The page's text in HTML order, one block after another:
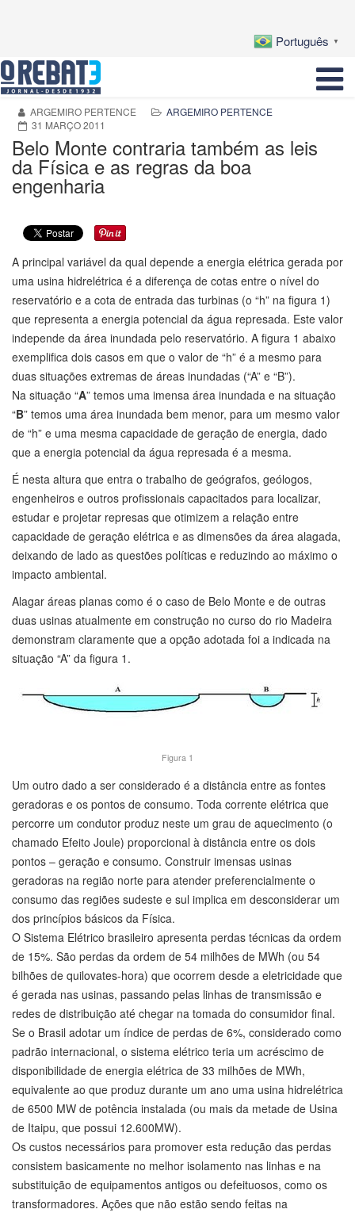
Português ▼
ARGEMIRO PERTENCE
ARGEMIRO PERTENCE
31 MARÇO 2011
Belo Monte contraria também as leis
da Física e as regras da boa
engenharia
A principal variável da qual depende a energia elétrica gerada por
uma usina hidrelétrica é a diferença de cotas entre o nível do
reservatório e a cota de entrada das turbinas (o “h” na figura 1)
que representa a energia potencial da água represada. Este valor
independe da área inundada pelo reservatório. A figura 1 abaixo
exemplifica dois casos em que o valor de “h” é a mesmo para
duas situações extremas de áreas inundadas (“A” e “B”).
Na situação “A” temos uma imensa área inundada e na situação
“B” temos uma área inundada bem menor, para um mesmo valor
de “h” e uma mesma capacidade de geração de energia, dado
que a energia potencial da água represada é a mesma.
É nesta altura que entra o trabalho de geógrafos, geólogos,
engenheiros e outros profissionais capacitados para localizar,
estudar e projetar represas que otimizem a relação entre
capacidade de geração elétrica e as dimensões da área alagada,
deixando de lado as questões políticas e reduzindo ao máximo o
impacto ambiental.
Alagar áreas planas como é o caso de Belo Monte e de outras
duas usinas atualmente em construção no curso do rio Madeira
demonstram claramente que a opção adotada foi a indicada na
situação “A” da figura 1.
Figura 1
Um outro dado a ser considerado é a distância entre as fontes
geradoras e os pontos de consumo. Toda corrente elétrica que
percorre um condutor produz neste um grau de aquecimento (o
chamado Efeito Joule) proporcional à distância entre os dois
pontos – geração e consumo. Construir imensas usinas
geradoras na região norte para atender preferencialmente o
consumo das regiões sudeste e sul implica em desconsiderar um
dos princípios básicos da Física.
O Sistema Elétrico brasileiro apresenta perdas técnicas da ordem
de 15%. São perdas da ordem de 54 milhões de MWh (ou 54
bilhões de quilovates-hora) que ocorrem desde a eletricidade que
é gerada nas usinas, passando pelas linhas de transmissão e
redes de distribuição até chegar na tomada do consumidor final.
Se o Brasil adotar um índice de perdas de 6%, considerado como
padrão internacional, o sistema elétrico teria um acréscimo de
disponibilidade de energia elétrica de 33 milhões de MWh,
equivalente ao que produz durante um ano uma usina hidrelétrica
de 6500 MW de potência instalada (ou mais da metade de Usina
de Itaipu, que possui 12.600MW).
Os custos necessários para promover esta redução das perdas
consistem basicamente no melhor isolamento nas linhas e na
substituição de equipamentos antigos ou defeituosos, como os
transformadores. Ações que não estão sendo feitas na